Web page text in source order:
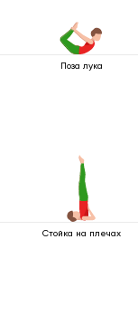
Поза лука
Стойка на плечах